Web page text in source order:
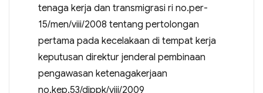
tenaga kerja dan transmigrasi ri no.per-
15/men/viii/2008 tentang pertolongan
pertama pada kecelakaan di tempat kerja
keputusan direktur jenderal pembinaan
pengawasan ketenagakerjaan
no.kep.53/djppk/viii/2009